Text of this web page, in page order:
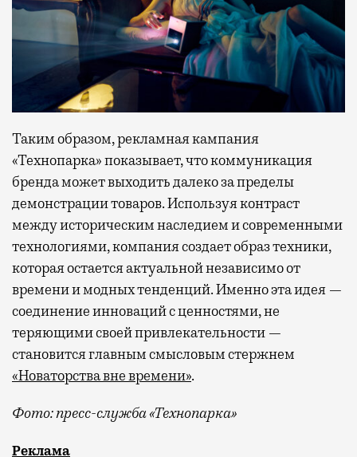
Таким образом, рекламная кампания
«Технопарка» показывает, что коммуникация
бренда может выходить далеко за пределы
демонстрации товаров. Используя контраст
между историческим наследием и современными
технологиями, компания создает образ техники,
которая остается актуальной независимо от
времени и модных тенденций. Именно эта идея —
соединение инноваций с ценностями, не
теряющими своей привлекательности —
становится главным смысловым стержнем
«Новаторства вне времени».
Фото: пресс-служба «Технопарка»
Рекламные кампании техники редко выходят за
Реклама